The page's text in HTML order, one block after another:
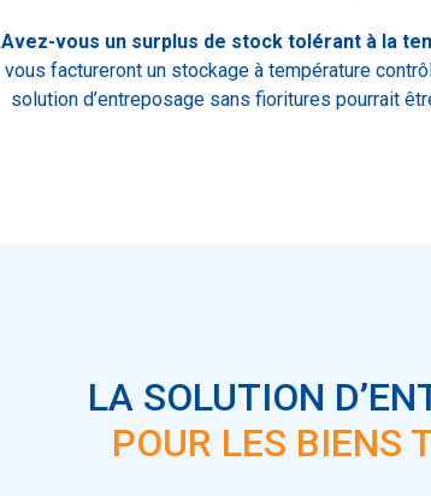
Avez-vous un surplus de stock tolérant à la
vous factureront un stockage à température
solution d’entreposage sans fioritures pourrait
LA SOLUTION
POUR LES BIENS